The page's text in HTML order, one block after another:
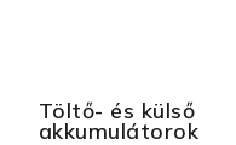
Töltő- és külső
akkumulátorok